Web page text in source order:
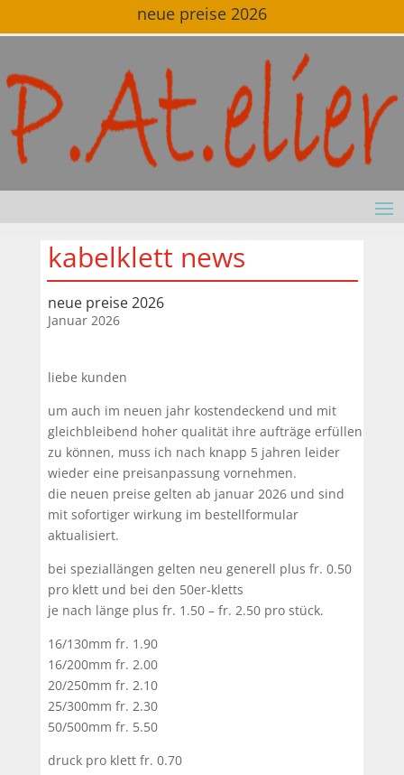
neue preise 2026
kabelklett news
neue preise 2026
Januar 2026
liebe kunden
um auch im neuen jahr kostendeckend und mit
gleichbleibend hoher qualität ihre aufträge erfüllen
zu können, muss ich nach knapp 5 jahren leider
wieder eine preisanpassung vornehmen.
die neuen preise gelten ab januar 2026 und sind
mit sofortiger wirkung im bestellformular
aktualisiert.
bei speziallängen gelten neu generell plus fr. 0.50
pro klett und bei den 50er-kletts
je nach länge plus fr. 1.50 – fr. 2.50 pro stück.
16/130mm fr. 1.90
16/200mm fr. 2.00
20/250mm fr. 2.10
25/300mm fr. 2.30
50/500mm fr. 5.50
druck pro klett fr. 0.70